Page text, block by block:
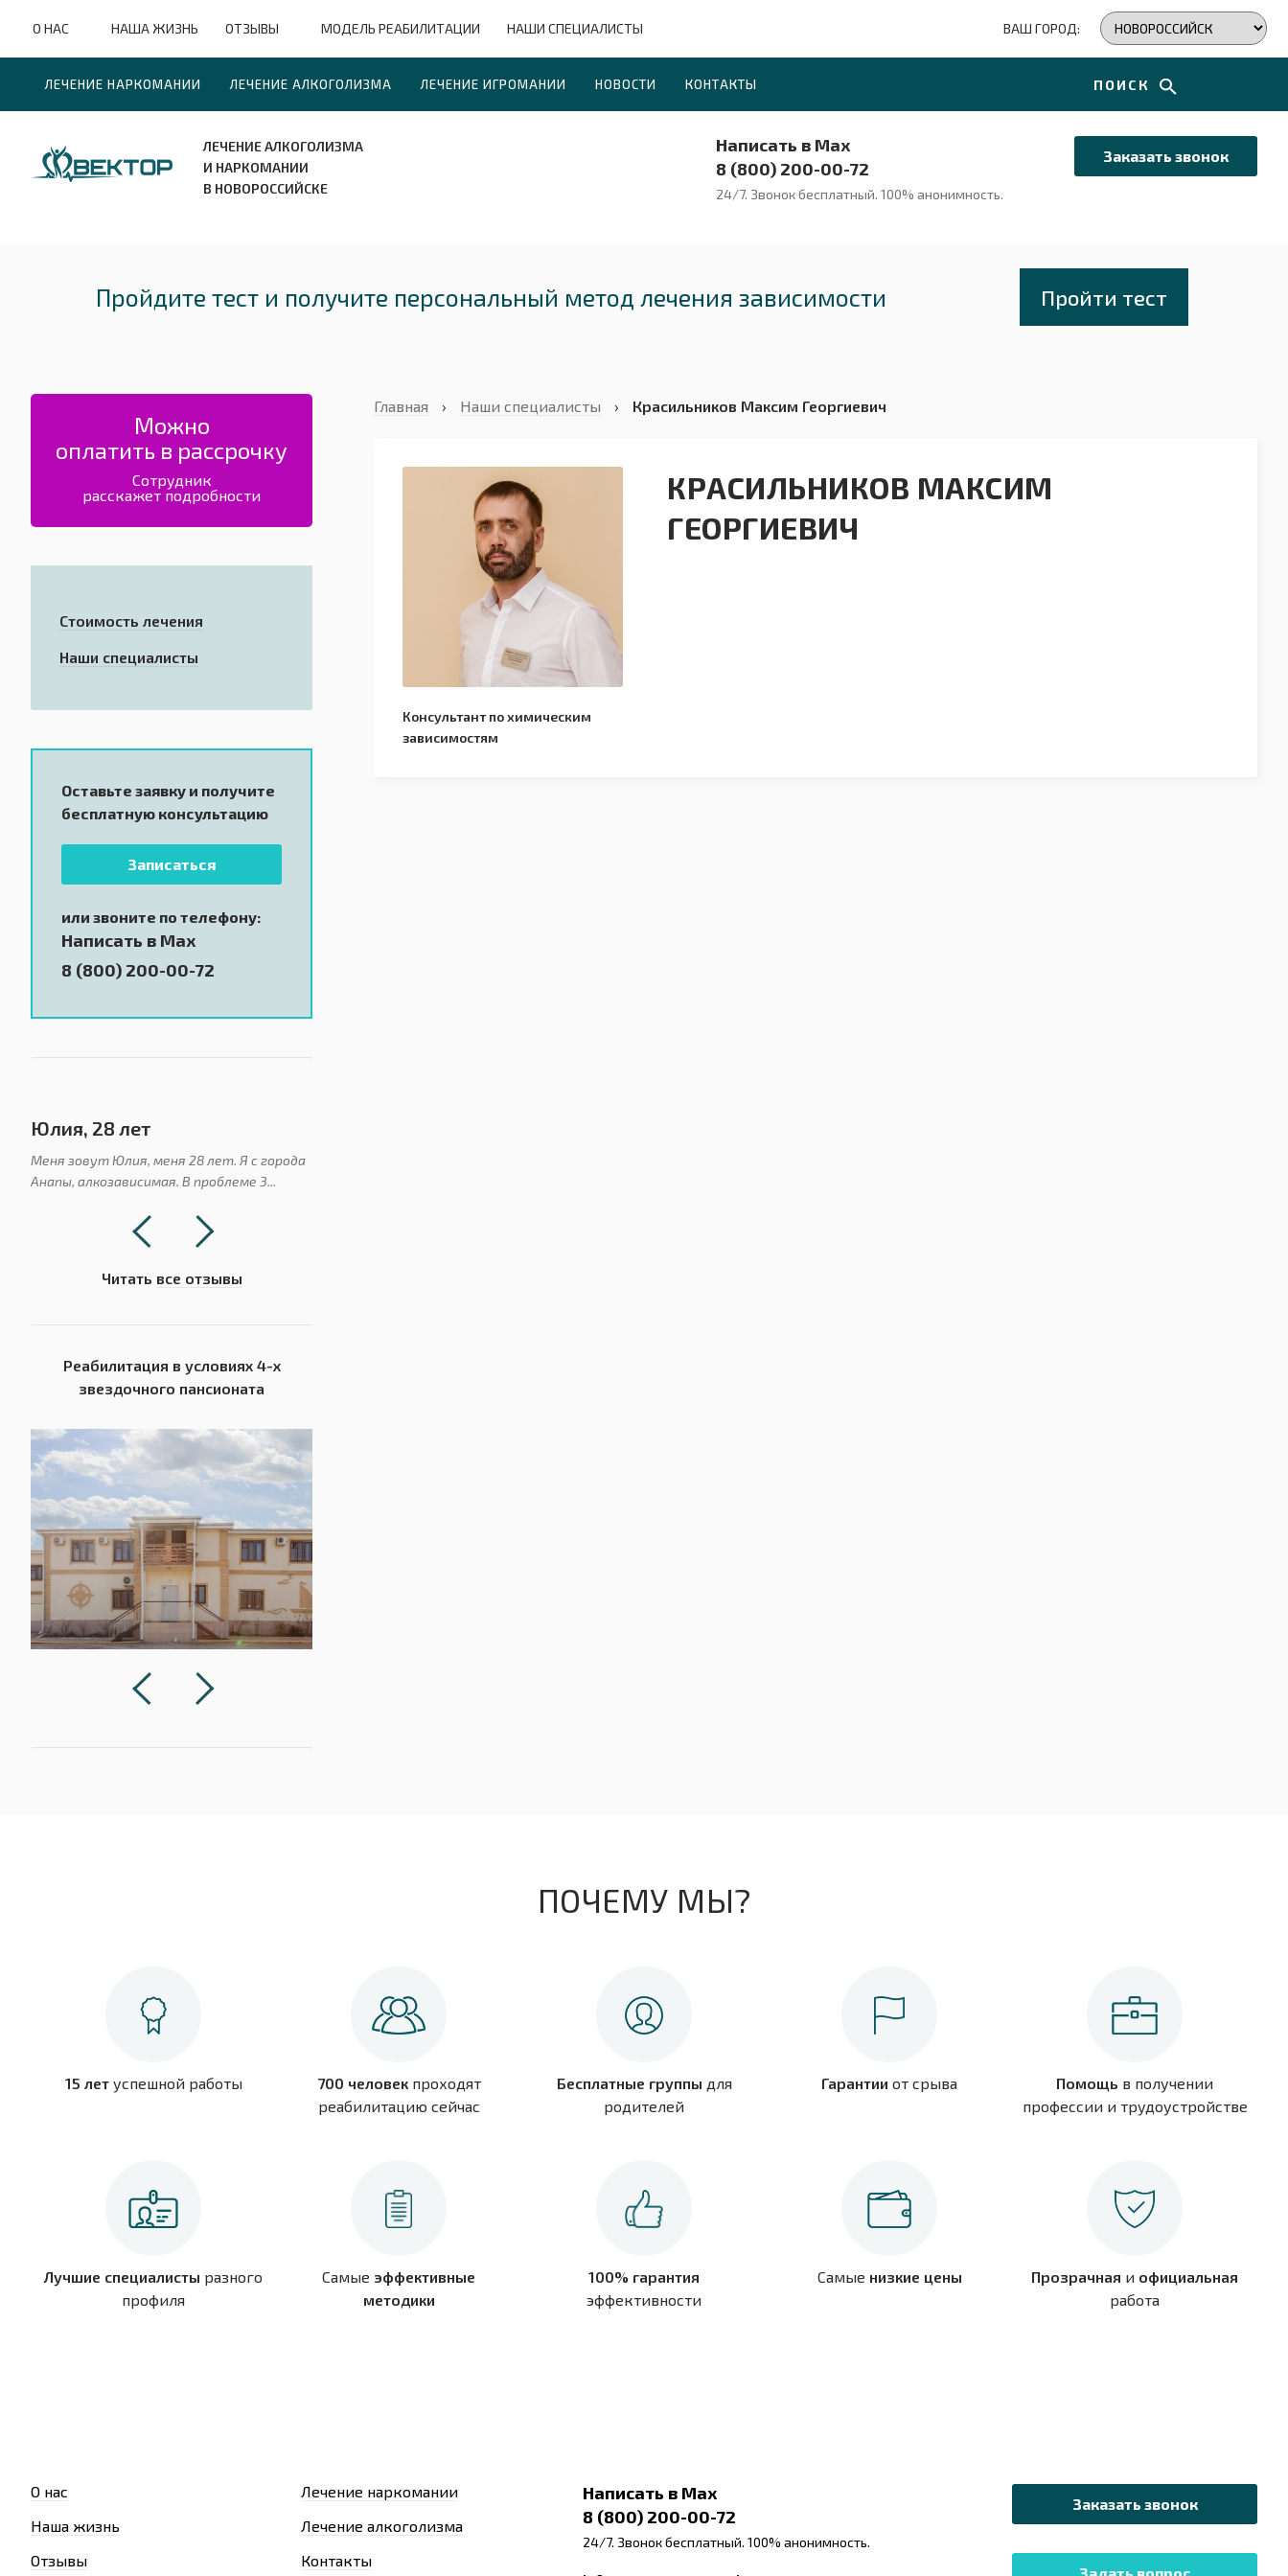
О НАС НАША ЖИЗНЬ ОТЗЫВЫ МОДЕЛЬ РЕАБИЛИТАЦИИ НАШИ СПЕЦИАЛИСТЫ ВАШ ГОРОД:
ЛЕЧЕНИЕ НАРКОМАНИИ ЛЕЧЕНИЕ АЛКОГОЛИЗМА ЛЕЧЕНИЕ ИГРОМАНИИ НОВОСТИ КОНТАКТЫ ПОИСК
ЛЕЧЕНИЕ АЛКОГОЛИЗМА
И НАРКОМАНИИ
В НОВОРОССИЙСКЕ
Написать в Max
8 (800) 200-00-72
24/7. Звонок бесплатный. 100% анонимность.
Заказать звонок
Пройдите тест и получите персональный метод лечения зависимости Пройти тест
Главная › Наши специалисты › Красильников Максим Георгиевич
Консультант по химическим
зависимостям
КРАСИЛЬНИКОВ МАКСИМ
ГЕОРГИЕВИЧ
Можно
оплатить в рассрочку
Сотрудник
расскажет подробности
Стоимость лечения
Наши специалисты
Оставьте заявку и получите
бесплатную консультацию
Записаться
или звоните по телефону:
Написать в Max
8 (800) 200-00-72
Юлия, 28 лет
Меня зовут Юлия, меня 28 лет. Я с города
Анапы, алкозависимая. В проблеме 3...
Читать все отзывы
Реабилитация в условиях 4-х
звездочного пансионата
ПОЧЕМУ МЫ?
15 летуспешной работы 700 человекпроходят
реабилитацию сейчас
Бесплатные группы для
родителей
Гарантии от срыва Помощь в получении
профессии и трудоустройстве
Лучшие специалисты разного
профиля
Самые эффективные
методики
100% гарантия
эффективности
Самые низкие цены Прозрачная и официальная
работа
О нас
Наша жизнь
Отзывы
Лечение наркомании
Лечение алкоголизма
Контакты
Написать в Max
8 (800) 200-00-72
24/7. Звонок бесплатный. 100% анонимность.
Заказать звонок